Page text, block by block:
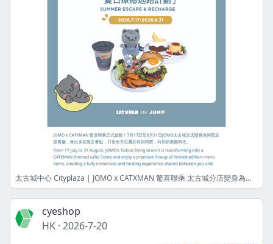
太古城中心 Cityplaza | JOMO x CATXMAN 驚喜聯乘 太古城分店變身為阿肥主題餐廳 JOMO crossover CATXMAN - Taikoo Shing branch transform into CATXMAN themed cafe
cyeshop
HK · 2026-7-20